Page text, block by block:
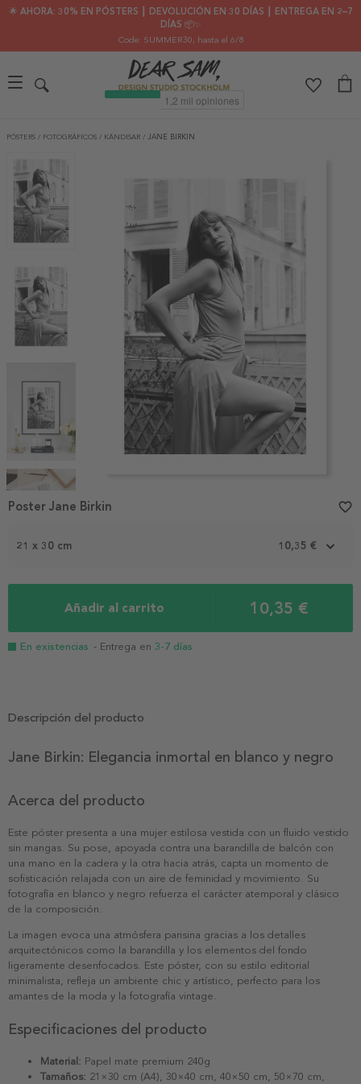
🌟 AHORA: 30% EN PÓSTERS ┃ DEVOLUCIÓN EN 30 DÍAS ┃ ENTREGA EN 2–7
DÍAS 📦✨
Code: SUMMER30, hasta el 6/8
PÓSTERS / FOTOGRÁFICOS / KÄNDISAR / JANE BIRKIN
1
21 x 30 cm 10,35 €
Añadir al carrito 10,35 €
En existencias - Entrega en 3-7 días
Poster Jane Birkin favorite_border
Descripción del producto
Jane Birkin: Elegancia inmortal en blanco y negro
Acerca del producto
Este póster presenta a una mujer estilosa vestida con un fluido vestido
sin mangas. Su pose, apoyada contra una barandilla de balcón con
una mano en la cadera y la otra hacia atrás, capta un momento de
sofisticación relajada con un aire de feminidad y movimiento. Su
fotografía en blanco y negro refuerza el carácter atemporal y clásico
de la composición.
La imagen evoca una atmósfera parisina gracias a los detalles
arquitectónicos como la barandilla y los elementos del fondo
ligeramente desenfocados. Este póster, con su estilo editorial
minimalista, refleja un ambiente chic y artístico, perfecto para los
amantes de la moda y la fotografía vintage.
Especificaciones del producto
Material: Papel mate premium 240g
Tamaños: 21×30 cm (A4), 30×40 cm, 40×50 cm, 50×70 cm,